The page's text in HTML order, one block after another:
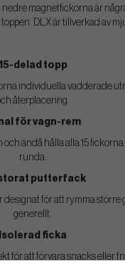
magnetfickorna är
DLX är tillverkad av
15-delad topp
individuella vadderade
återplacering.
för vagn-rem
ändå hålla alla 15
runda.
putterfack
för att rymma
generellt.
Isolerad ficka
för att förvara snacks eller